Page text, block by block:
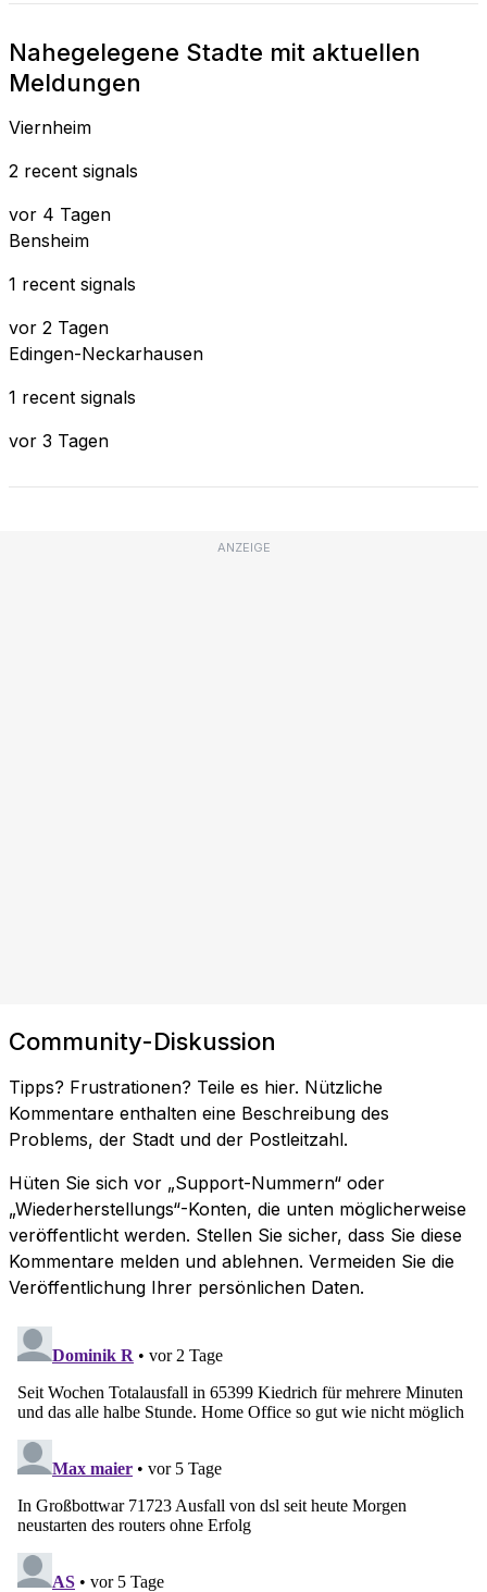
Nahegelegene Stadte mit aktuellen
Meldungen
Viernheim
2 recent signals
vor 4 Tagen
Bensheim
1 recent signals
vor 2 Tagen
Edingen-Neckarhausen
1 recent signals
vor 3 Tagen
ANZEIGE
Community-Diskussion
Tipps? Frustrationen? Teile es hier. Nützliche
Kommentare enthalten eine Beschreibung des
Problems, der Stadt und der Postleitzahl.
Hüten Sie sich vor „Support-Nummern“ oder
„Wiederherstellungs“-Konten, die unten möglicherweise
veröffentlicht werden. Stellen Sie sicher, dass Sie diese
Kommentare melden und ablehnen. Vermeiden Sie die
Veröffentlichung Ihrer persönlichen Daten.